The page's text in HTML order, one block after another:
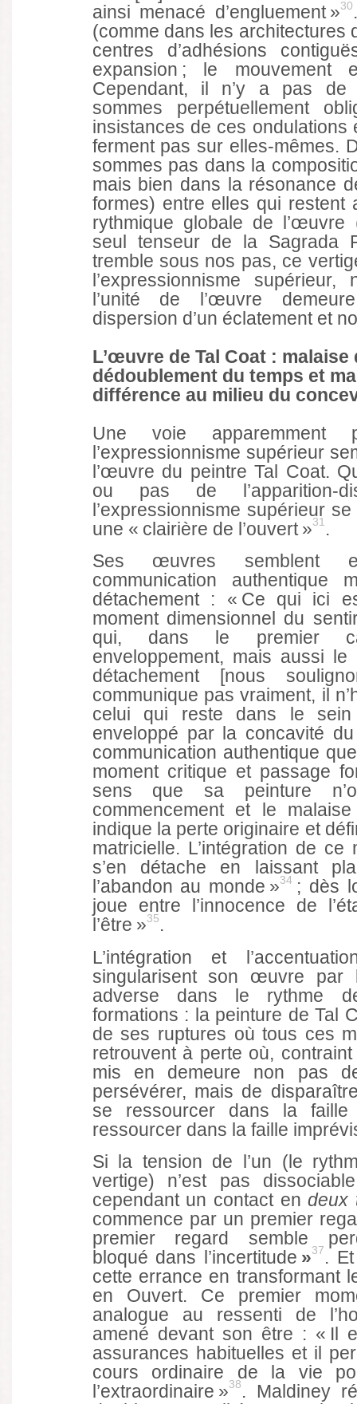
ainsi menacé d’engluement »30
(comme dans les architectures
centres d’adhésions
expansion ; le mouvement
Cependant, il n’y a pas de
sommes perpétuellement
insistances de ces ondulations
ferment pas sur elles-mêmes.
sommes pas dans la
mais bien dans la résonance
formes) entre elles qui restent
rythmique globale de
seul tenseur de la Sagrada
tremble sous nos pas, ce
l’expressionnisme supérieur,
l’unité de l’œuvre
dispersion d’un éclatement et
L’œuvre de Tal Coat : malaise
dédoublement du temps et
différence au milieu du
Une voie apparemment
l’expressionnisme supérieur
l’œuvre du peintre Tal Coat.
ou pas de l’apparition-
l’expressionnisme supérieur
une « clairière de l’ouvert »31 .
Ses œuvres semblent
communication authentique
détachement : « Ce qui ici
moment dimensionnel du
qui, dans le premier
enveloppement, mais aussi
détachement [nous
communique pas vraiment, il
celui qui reste dans le sein
enveloppé par la concavité
communication authentique
moment critique et passage
sens que sa peinture
commencement et le malaise
indique la perte originaire et
matricielle. L’intégration de ce
s’en détache en laissant
l’abandon au monde »34 ; dès
joue entre l’innocence de
l’être »35 .
L’intégration et
singularisent son œuvre par
adverse dans le rythme
formations : la peinture de Tal
de ses ruptures où tous ces
retrouvent à perte où,
mis en demeure non pas
persévérer, mais de
se ressourcer dans la faille
ressourcer dans la faille
Si la tension de l’un (le
vertige) n’est pas
cependant un contact endeux
commence par un premier
premier regard semble
bloqué dans l’incertitude »37 .
cette errance en transformant
en Ouvert. Ce premier
analogue au ressenti de
amené devant son être : « Il
assurances habituelles et il
cours ordinaire de la vie
l’extraordinaire »38 . Maldiney